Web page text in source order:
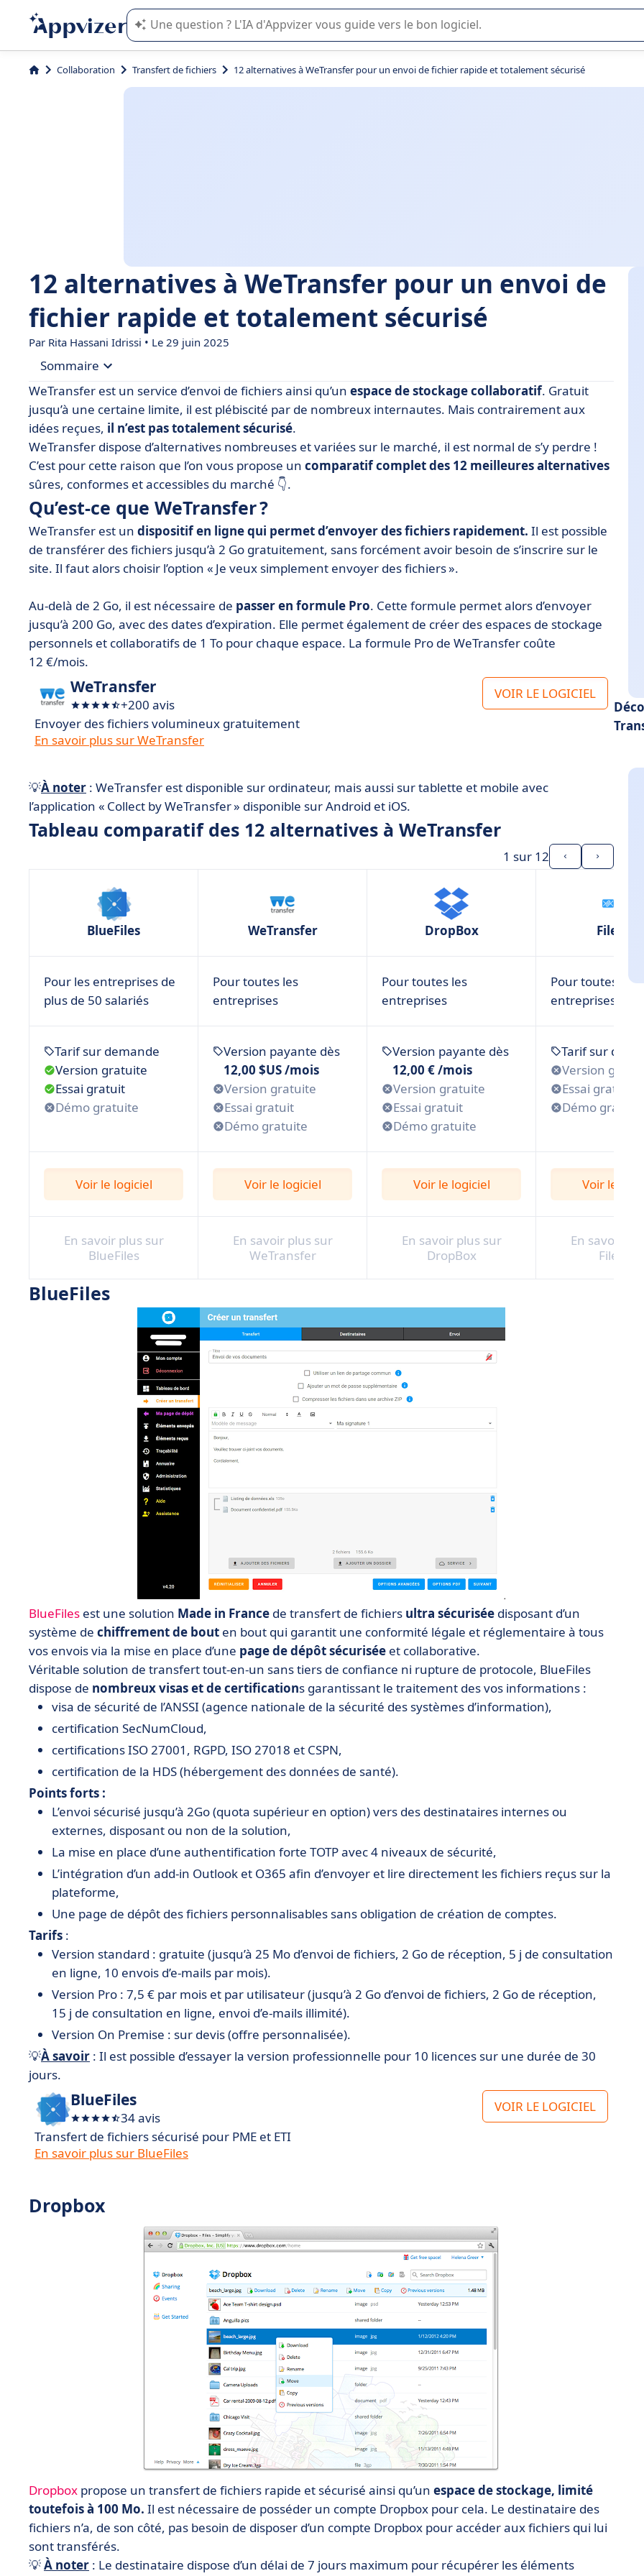
L'IA de Appvizer vous guide dans l'utilisation ou la sélection de logiciel SaaS en entreprise.
Collaboration Transfert de fichiers 12 alternatives à WeTransfer pour un envoi de fichier rapide et totalement sécurisé
12 alternatives à WeTransfer pour un envoi de
fichier rapide et totalement sécurisé
Par Rita Hassani Idrissi • Le 29 juin 2025
Sommaire
• Qu’est-ce que WeTransfer ?
• Tableau comparatif des 12 alternatives à WeTransfer
• BlueFiles
• Dropbox
• FileMail
• FileVert
• Google Drive dans la suite Google WorkSpace
• Hightail
• pCloud Transfer
• Send Anywhere
• Smash
• TransferNow
• Tresorit Send
• Comparatif des meilleures alternatives à WeTransfer
• Conclusion
WeTransfer est un service d’envoi de fichiers ainsi qu’un espace de stockage collaboratif. Gratuit
jusqu’à une certaine limite, il est plébiscité par de nombreux internautes. Mais contrairement aux
idées reçues, il n’est pas totalement sécurisé.
WeTransfer dispose d’alternatives nombreuses et variées sur le marché, il est normal de s’y perdre !
C’est pour cette raison que l’on vous propose un comparatif complet des 12 meilleures alternatives
sûres, conformes et accessibles du marché 👇.
Qu’est-ce que WeTransfer ?
WeTransfer est un dispositif en ligne qui permet d’envoyer des fichiers rapidement. Il est possible
de transférer des fichiers jusqu’à 2 Go gratuitement, sans forcément avoir besoin de s’inscrire sur le
site. Il faut alors choisir l’option « Je veux simplement envoyer des fichiers ».
Au-delà de 2 Go, il est nécessaire de passer en formule Pro. Cette formule permet alors d’envoyer
jusqu’à 200 Go, avec des dates d’expiration. Elle permet également de créer des espaces de stockage
personnels et collaboratifs de 1 To pour chaque espace. La formule Pro de WeTransfer coûte
12 €/mois.
WeTransfer
+200 avis
VOIR LE LOGICIEL
Envoyer des fichiers volumineux gratuitement
En savoir plus sur WeTransfer
💡À noter : WeTransfer est disponible sur ordinateur, mais aussi sur tablette et mobile avec
l’application « Collect by WeTransfer » disponible sur Android et iOS.
Tableau comparatif des 12 alternatives à WeTransfer
1 sur 12
BlueFiles WeTransfer DropBox Filemail
Pour les entreprises de
plus de 50 salariés
Pour toutes les
entreprises
Pour toutes les
entreprises
Pour toutes les
entreprises
Tarif sur demande
Version gratuite
Essai gratuit
Démo gratuite
Version payante dès
12,00 $US /mois
Version gratuite
Essai gratuit
Démo gratuite
Version payante dès
12,00 € /mois
Version gratuite
Essai gratuit
Démo gratuite
Tarif sur
Version
Essai gratuit
Démo gratuite
Voir le logiciel Voir le logiciel Voir le logiciel Voir le
En savoir plus sur
BlueFiles
En savoir plus sur
WeTransfer
En savoir plus sur
DropBox
En savoir
Filemail
BlueFiles
BlueFiles est une solution Made in France de transfert de fichiers ultra sécurisée disposant d’un
système de chiffrement de bout en bout qui garantit une conformité légale et réglementaire à tous
vos envois via la mise en place d’une page de dépôt sécurisée et collaborative.
Véritable solution de transfert tout-en-un sans tiers de confiance ni rupture de protocole, BlueFiles
dispose de nombreux visas et de certifications garantissant le traitement des vos informations :
visa de sécurité de l’ANSSI (agence nationale de la sécurité des systèmes d’information),
certification SecNumCloud,
certifications ISO 27001, RGPD, ISO 27018 et CSPN,
certification de la HDS (hébergement des données de santé).
Points forts :
L’envoi sécurisé jusqu’à 2Go (quota supérieur en option) vers des destinataires internes ou
externes, disposant ou non de la solution,
La mise en place d’une authentification forte TOTP avec 4 niveaux de sécurité,
L’intégration d’un add-in Outlook et O365 afin d’envoyer et lire directement les fichiers reçus sur la
plateforme,
Une page de dépôt des fichiers personnalisables sans obligation de création de comptes.
Tarifs :
Version standard : gratuite (jusqu’à 25 Mo d’envoi de fichiers, 2 Go de réception, 5 j de consultation
en ligne, 10 envois d’e-mails par mois).
Version Pro : 7,5 € par mois et par utilisateur (jusqu’à 2 Go d’envoi de fichiers, 2 Go de réception,
15 j de consultation en ligne, envoi d’e-mails illimité).
Version On Premise : sur devis (offre personnalisée).
💡À savoir : Il est possible d’essayer la version professionnelle pour 10 licences sur une durée de 30
jours.
BlueFiles
34 avis
VOIR LE LOGICIEL
Transfert de fichiers sécurisé pour PME et ETI
En savoir plus sur BlueFiles
Dropbox
Dropbox propose un transfert de fichiers rapide et sécurisé ainsi qu’un espace de stockage, limité
toutefois à 100 Mo. Il est nécessaire de posséder un compte Dropbox pour cela. Le destinataire des
fichiers n’a, de son côté, pas besoin de disposer d’un compte Dropbox pour accéder aux fichiers qui lui
sont transférés.
💡À noter : Le destinataire dispose d’un délai de 7 jours maximum pour récupérer les éléments